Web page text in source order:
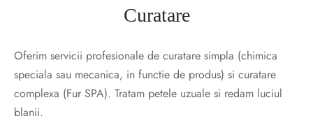
Curatare
Oferim servicii profesionale de curatare simpla (chimica
speciala sau mecanica, in functie de produs) si curatare
complexa (Fur SPA). Tratam petele uzuale si redam luciul
blanii.